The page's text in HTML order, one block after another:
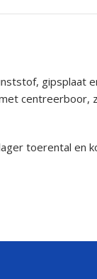
toerental en